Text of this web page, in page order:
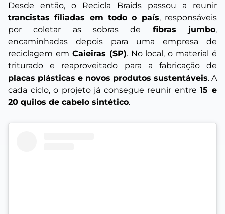
Desde então, o Recicla Braids passou a reunir
trancistas filiadas em todo o país, responsáveis
por coletar as sobras de fibras jumbo,
encaminhadas depois para uma empresa de
reciclagem em Caieiras (SP). No local, o material é
triturado e reaproveitado para a fabricação de
placas plásticas e novos produtos sustentáveis. A
cada ciclo, o projeto já consegue reunir entre15 e
20 quilos de cabelo sintético.